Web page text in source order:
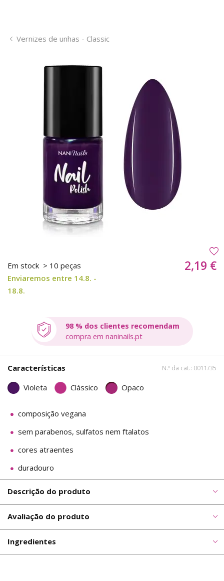
Vernizes de unhas - Classic
Em stock > 10 peças
Enviaremos entre 14.8. -
18.8.
2,19 €
98 % dos clientes recomendam
compra em naninails.pt
Características N.º da cat.: 0011/35
Violeta Clássico Opaco
composição vegana
sem parabenos, sulfatos nem ftalatos
cores atraentes
duradouro
Descrição do produto
Avaliação do produto
Ingredientes